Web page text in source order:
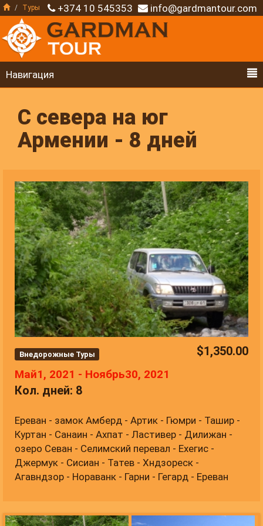
Туры +374 10 545353 info@gardmantour.com
Навигация
С севера на юг
Армении - 8 дней
Внедорожные Туры $1,350.00
Май1, 2021 - Ноябрь30, 2021
Кол. дней: 8
Ереван - замок Амберд - Артик - Гюмри - Ташир -
Куртан - Санаин - Ахпат - Ластивер - Дилижан -
озеро Севан - Селимский перевал - Ехегис -
Джермук - Сисиан - Татев - Хндзореск -
Агавндзор - Нораванк - Гарни - Гегард - Ереван